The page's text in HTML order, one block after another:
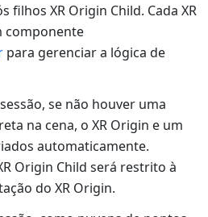
filhos XR Origin Child. Cada XR
componente
para gerenciar a lógica de
se não houver uma
na cena, o XR Origin e um
automaticamente.
Origin Child será restrito à
do XR Origin.